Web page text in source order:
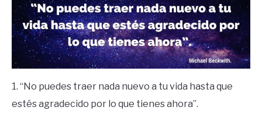
1. “No puedes traer nada nuevo a tu vida hasta que
estés agradecido por lo que tienes ahora”.